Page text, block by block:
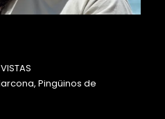
, Pingüinos de